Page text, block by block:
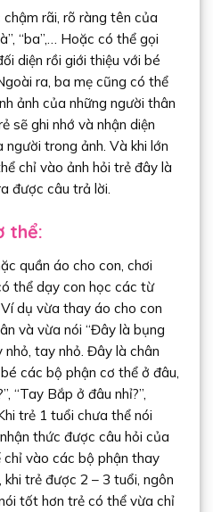
rãi, rõ ràng tên của
“ba”,… Hoặc có thể gọi
diện rồi giới thiệu với bé
ra, ba mẹ cũng có thể
ảnh của những người thân
sẽ ghi nhớ và nhận diện
trong ảnh. Và khi lớn
chỉ vào ảnh hỏi trẻ đây là
được câu trả lời.
thể:
quần áo cho con, chơi
thể dạy con học các từ
dụ vừa thay áo cho con
và vừa nói “Đây là bụng
tay nhỏ. Đây là chân
các bộ phận cơ thể ở đâu,
“Tay Bắp ở đâu nhỉ?”,
trẻ 1 tuổi chưa thể nói
thức được câu hỏi của
vào các bộ phận thay
trẻ được 2 – 3 tuổi, ngôn
tốt hơn trẻ có thể vừa chỉ